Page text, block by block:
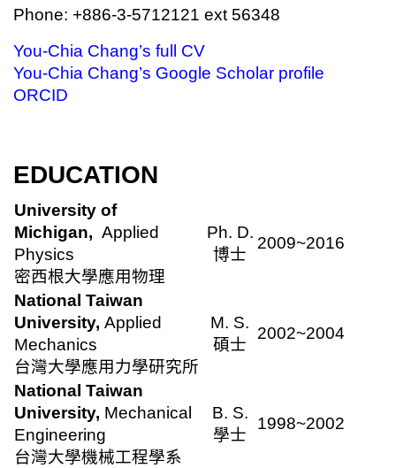
Phone: +886-3-5712121 ext 56348
You-Chia Chang’s full CV
You-Chia Chang’s Google Scholar profile
ORCID
EDUCATION
University of
Michigan, Applied
Physics
密西根大學應用物理
Ph. D.
博士
2009~2016
National Taiwan
University, Applied
Mechanics
台灣大學應用力學研究所
M. S.
碩士
2002~2004
National Taiwan
University, Mechanical
Engineering
台灣大學機械工程學系
B. S.
學士
1998~2002